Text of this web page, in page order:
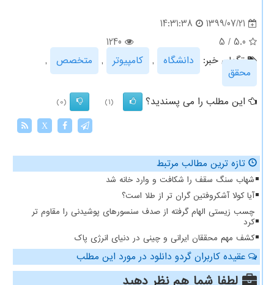
1399/07/21
14:31:38
5.0
/
5
1240
تگهای خبر:
دانشگاه , كامپیوتر , متخصص
,
محقق
این مطلب را می پسندید؟
(1)
(0)
X
تازه ترین مطالب مرتبط
شهاب سنگ سقف را شکافت و وارد خانه شد
آیا کولا آشکروفتین گران تر از طلا است؟
چسب زیستی الهام گرفته از صدف سنسورهای پوشیدنی را مقاوم تر
کرد
کشف مهم محققان ایرانی و چینی در دنیای انرژی پاک
عقیده کاربران گردو دانلود در مورد این مطلب